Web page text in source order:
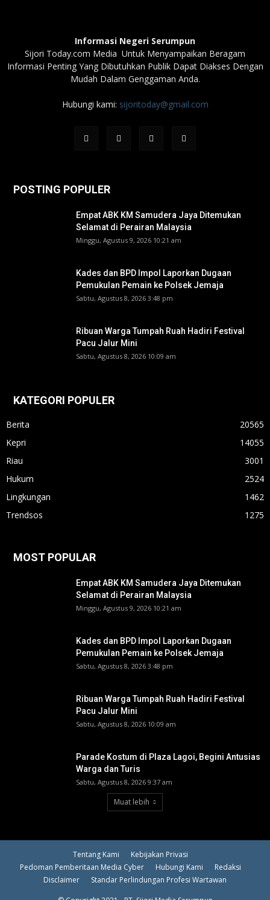
Informasi Negeri Serumpun
Sijori Today.com Media Untuk Menyampaikan Beragam
Informasi Penting Yang Dibutuhkan Publik Dapat Diakses Dengan
Mudah Dalam Genggaman Anda.
Hubungi kami: sijoritoday@gmail.com
POSTING POPULER
Empat ABK KM Samudera Jaya Ditemukan
Selamat di Perairan Malaysia
Minggu, Agustus 9, 2026 10:21 am
Kades dan BPD Impol Laporkan Dugaan
Pemukulan Pemain ke Polsek Jemaja
Sabtu, Agustus 8, 2026 3:48 pm
Ribuan Warga Tumpah Ruah Hadiri Festival
Pacu Jalur Mini
Sabtu, Agustus 8, 2026 10:09 am
KATEGORI POPULER
Berita
20565
Kepri
14055
Riau
3001
Hukum
2524
Lingkungan
1462
Trendsos
1275
MOST POPULAR
Empat ABK KM Samudera Jaya Ditemukan
Selamat di Perairan Malaysia
Minggu, Agustus 9, 2026 10:21 am
Kades dan BPD Impol Laporkan Dugaan
Pemukulan Pemain ke Polsek Jemaja
Sabtu, Agustus 8, 2026 3:48 pm
Ribuan Warga Tumpah Ruah Hadiri Festival
Pacu Jalur Mini
Sabtu, Agustus 8, 2026 10:09 am
Parade Kostum di Plaza Lagoi, Begini Antusias
Warga dan Turis
Sabtu, Agustus 8, 2026 9:37 am
Muat lebih
Tentang Kami
Kebijakan Privasi
Pedoman Pemberitaan Media Cyber
Hubungi Kami
Redaksi
Disclaimer
Standar Perlindungan Profesi Wartawan